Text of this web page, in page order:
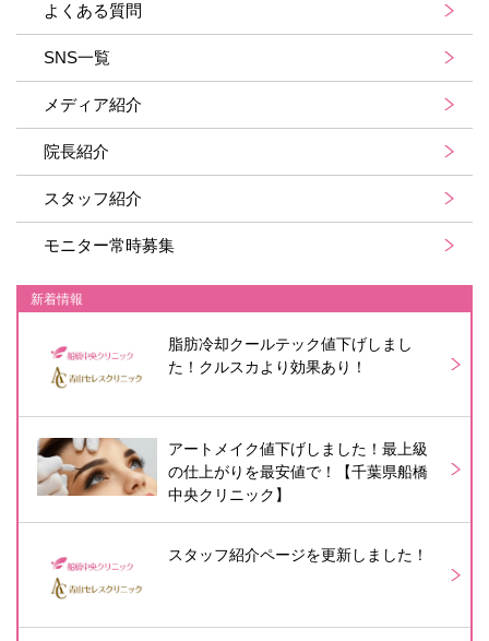
よくある質問
SNS一覧
メディア紹介
院長紹介
スタッフ紹介
モニター常時募集
新着情報
脂肪冷却クールテック値下げしまし
た！クルスカより効果あり！
アートメイク値下げしました！最上級
の仕上がりを最安値で！【千葉県船橋
中央クリニック】
スタッフ紹介ページを更新しました！